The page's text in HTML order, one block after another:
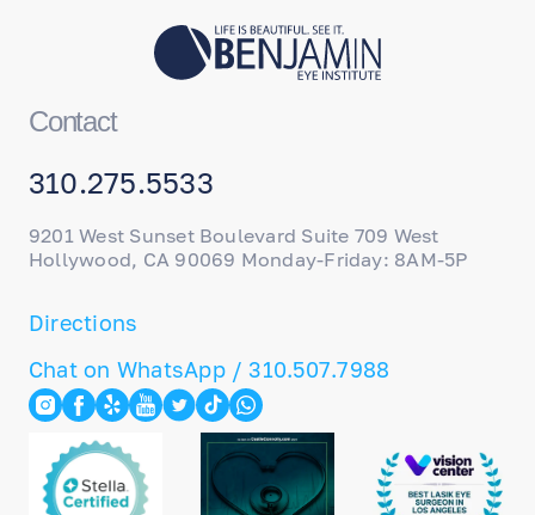
Contact
310.275.5533
9201 West Sunset Boulevard Suite 709 West
Hollywood, CA 90069 Monday-Friday: 8AM-5P
Directions
Chat on WhatsApp / 310.507.7988